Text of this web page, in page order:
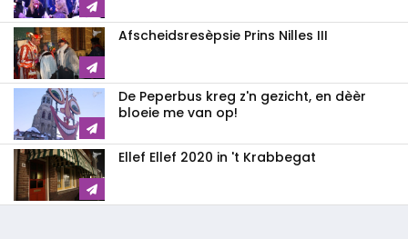
Afscheidsresèpsie Prins Nilles III
De Peperbus kreg z'n gezicht, en dèèr
bloeie me van op!
Ellef Ellef 2020 in 't Krabbegat